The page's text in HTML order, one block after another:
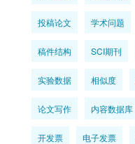
投稿论文 学术问题
稿件结构 SCI期刊
实验数据 相似度
论文写作 内容数据库
开发票 电子发票